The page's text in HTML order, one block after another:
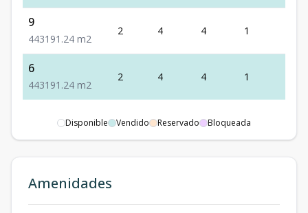
9
443191.24 m2
2 4 4 1
6
443191.24 m2
2 4 4 1
Disponible Vendido Reservado Bloqueada
Amenidades